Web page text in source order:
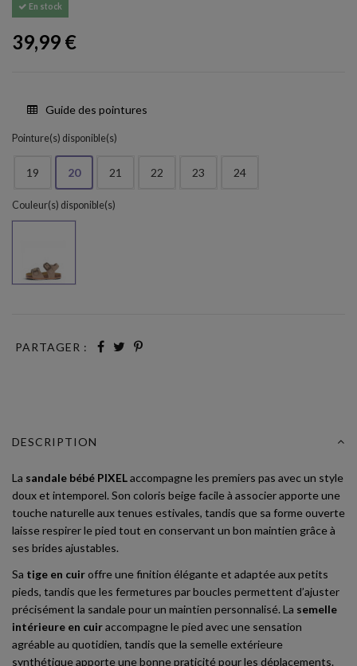
En stock
39,99 €
Guide des pointures
Pointure(s) disponible(s)
19 20 21 22 23 24
Couleur(s) disponible(s)
PARTAGER :
DESCRIPTION
La sandale bébé PIXELaccompagne les premiers pas avec un style
doux et intemporel. Son coloris beige facile à associer apporte une
touche naturelle aux tenues estivales, tandis que sa forme ouverte
laisse respirer le pied tout en conservant un bon maintien grâce à
ses brides ajustables.
Sa tige en cuiroffre une finition élégante et adaptée aux petits
pieds, tandis que les fermetures par boucles permettent d’ajuster
précisément la sandale pour un maintien personnalisé. La semelle
intérieure en cuiraccompagne le pied avec une sensation
agréable au quotidien, tandis que la semelle extérieure
synthétique apporte une bonne praticité pour les déplacements.